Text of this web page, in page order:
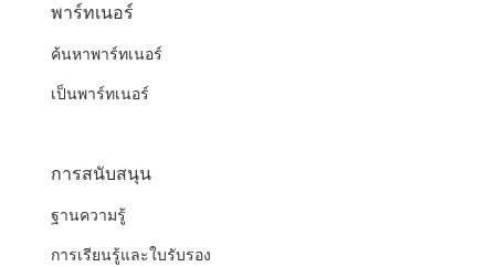
พาร์ทเนอร์
ค้นหาพาร์ทเนอร์
เป็นพาร์ทเนอร์
การสนับสนุน
ฐานความรู้
การเรียนรู้และใบรับรอง